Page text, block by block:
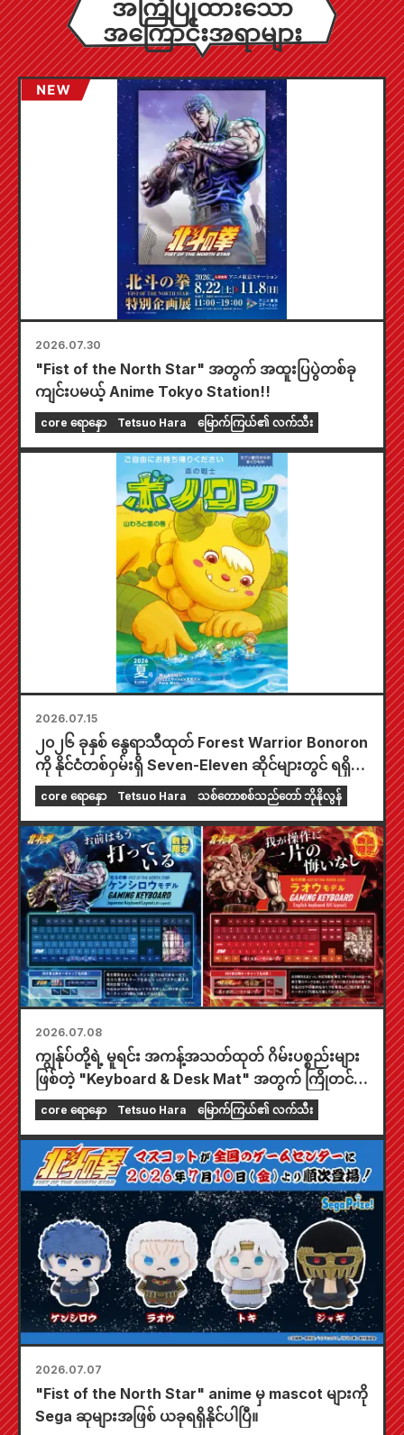
အကြံပြုထားသော
အကြောင်းအရာများ
2026.07.30
"Fist of the North Star" အတွက် အထူးပြပွဲတစ်ခု
ကျင်းပမယ့် Anime Tokyo Station!!
core ရောနှော Tetsuo Hara မြောက်ကြယ်၏ လက်သီး
2026.07.15
၂၀၂၆ ခုနှစ် နွေရာသီထုတ် Forest Warrior Bonoron
ကို နိုင်ငံတစ်ဝှမ်းရှိ Seven-Eleven ဆိုင်များတွင် ရရှိနိုင်
ပါပြီ။
core ရောနှော Tetsuo Hara သစ်တောစစ်သည်တော် ဘိုနိုလွန်
2026.07.08
ကျွန်ုပ်တို့ရဲ့ မူရင်း အကန့်အသတ်ထုတ် ဂိမ်းပစ္စည်းများ
ဖြစ်တဲ့ "Keyboard & Desk Mat" အတွက် ကြိုတင်
မှာယူနိုင်ပါပြီ။
core ရောနှော Tetsuo Hara မြောက်ကြယ်၏ လက်သီး
2026.07.07
"Fist of the North Star" anime မှ mascot များကို
Sega ဆုများအဖြစ် ယခုရရှိနိုင်ပါပြီ။